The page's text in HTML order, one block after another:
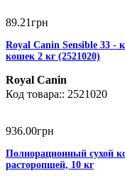
89.21грн
Royal Canin Sensible 33 -
кошек 2 кг (2521020)
Royal Canin
2521020
936.00грн
Полнорационный сухой
расторопшей, 10 кг